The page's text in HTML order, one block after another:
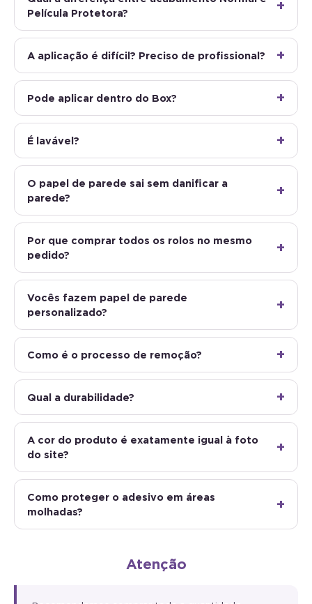
Película Protetora?
A aplicação é difícil? Preciso de profissional?
Pode aplicar dentro do Box?
É lavável?
O papel de parede sai sem danificar a
parede?
Por que comprar todos os rolos no mesmo
pedido?
Vocês fazem papel de parede
personalizado?
Como é o processo de remoção?
Qual a durabilidade?
A cor do produto é exatamente igual à foto
do site?
Como proteger o adesivo em áreas
molhadas?
Atenção
Recomendamos comprar toda a quantidade